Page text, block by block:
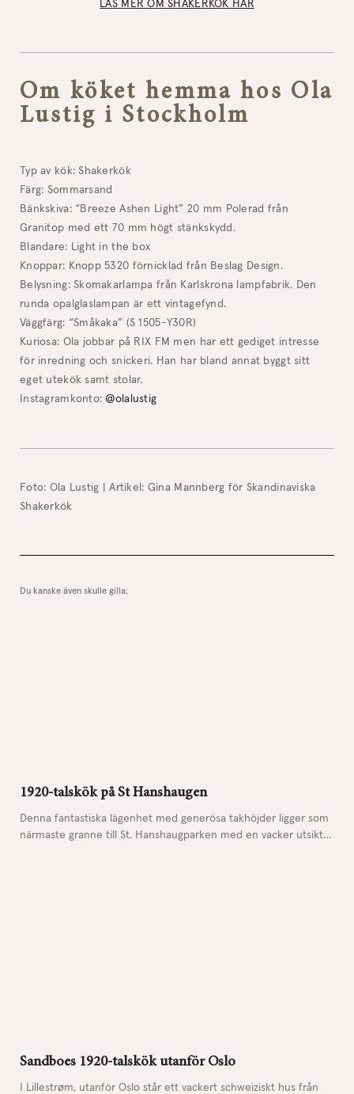
LÄS MER OM SHAKERKÖK HÄR
Om köket hemma hos Ola
Lustig i Stockholm
Typ av kök: Shakerkök
Färg: Sommarsand
Bänkskiva: “Breeze Ashen Light” 20 mm Polerad från
Granitop med ett 70 mm högt stänkskydd.
Blandare: Light in the box
Knoppar: Knopp 5320 förnicklad från Beslag Design.
Belysning: Skomakarlampa från Karlskrona lampfabrik. Den
runda opalglaslampan är ett vintagefynd.
Väggfärg: “Småkaka” (S 1505-Y30R)
Kuriosa: Ola jobbar på RIX FM men har ett gediget intresse
för inredning och snickeri. Han har bland annat byggt sitt
eget utekök samt stolar.
Instagramkonto:@olalustig
Foto: Ola Lustig | Artikel: Gina Mannberg för Skandinaviska
Shakerkök
Du kanske även skulle gilla;
1920-talskök på St Hanshaugen
Denna fantastiska lägenhet med generösa takhöjder ligger som
närmaste granne till St. Hanshaugparken med en vacker utsikt
Sandboes 1920-talskök utanför Oslo
I Lillestrøm, utanför Oslo står ett vackert schweiziskt hus från